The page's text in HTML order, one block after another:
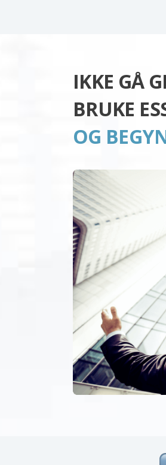
IKKE GÅ
BRUKE
OG